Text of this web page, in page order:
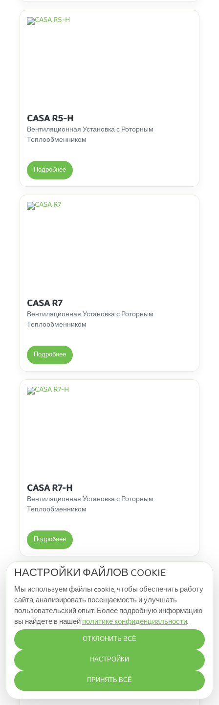
CASA R5-H
Вентиляционная Установка с Роторным
Теплообменником
Подробнее
CASA R7
Вентиляционная Установка с Роторным
Теплообменником
Подробнее
CASA R7-H
Вентиляционная Установка с Роторным
Теплообменником
Подробнее
Вентиляционный агрегат с вращающимся
теплообменником
НАСТРОЙКИ ФАЙЛОВ COOKIE
Мы используем файлы cookie, чтобы обеспечить работу
сайта, анализировать посещаемость и улучшать
пользовательский опыт. Более подробную информацию
вы найдете в нашейполитике конфиденциальности.
ОТКЛОНИТЬ ВСЁ
НАСТРОЙКИ
ПРИНЯТЬ ВСЁ